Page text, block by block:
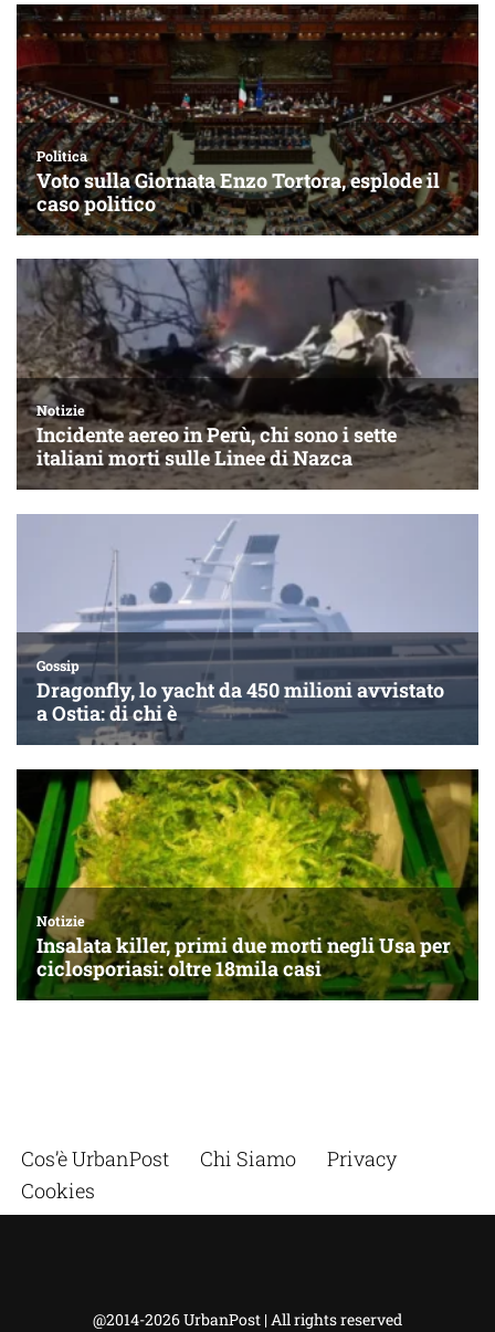
Cos’è UrbanPost Chi Siamo
Privacy
Cookies
@2014-2026 UrbanPost | All rights reserved